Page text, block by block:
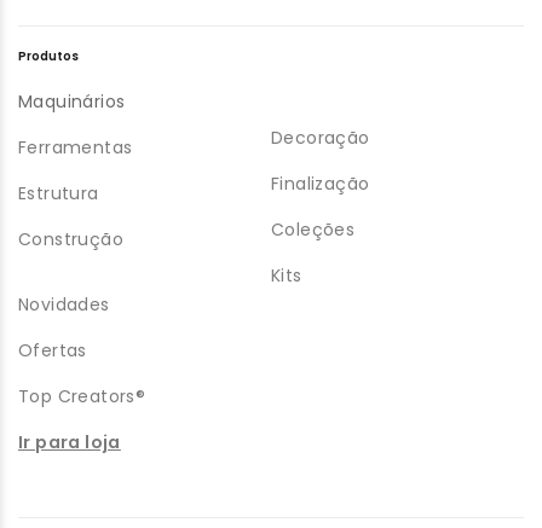
Produtos
Maquinários
Ferramentas
Estrutura
Construção
Decoração
Finalização
Coleções
Kits
Novidades
Ofertas
Top Creators®
Ir para loja